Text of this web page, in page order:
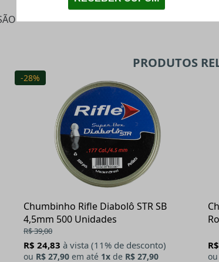
PRODUTOS
-28%
Chumbinho Rifle Diabolô STR SB
4,5mm 500 Unidades
R$ 39,00
R$ 24,83 à vista (11% de desconto)
ou R$ 27,90 em até 1x de R$ 27,90 ou